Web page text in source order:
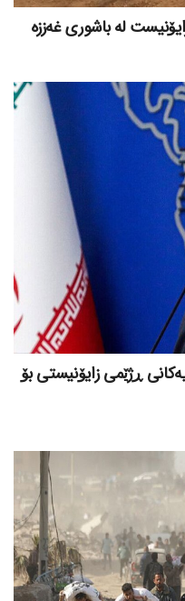
ڕژێمی زایۆنیستی بۆ